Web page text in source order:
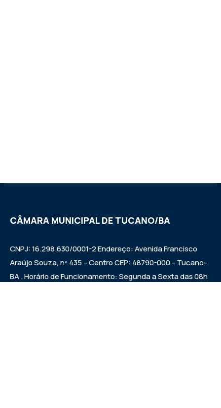
CÂMARA MUNICIPAL DE TUCANO/BA
CNPJ: 16.298.630/0001-2 Endereço: Avenida Francisco
Araújo Souza, nº 435 – Centro CEP: 48790-000 - Tucano-
BA . Horário de Funcionamento: Segunda a Sexta das 08h